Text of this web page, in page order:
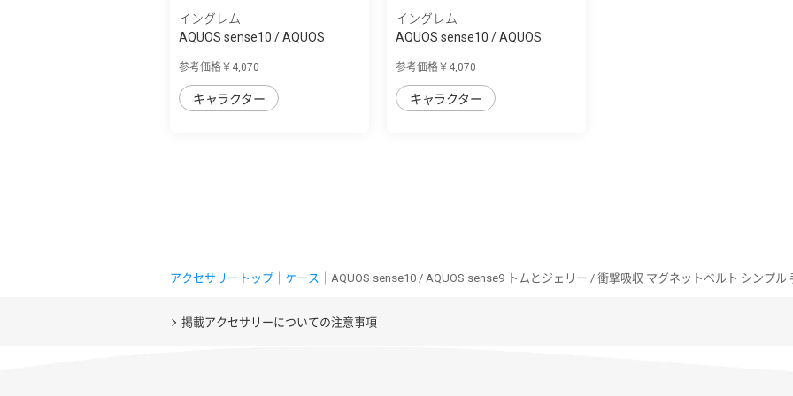
イングレム
AQUOS sense10 / AQUOS
参考価格￥4,070
キャラクター
イングレム
AQUOS sense10 / AQUOS
参考価格￥4,070
キャラクター
アクセサリートップ ケース ｜AQUOS sense10 / AQUOS sense9 トムとジェリー / 衝撃吸収 マグネットベルト シンプル
掲載アクセサリーについての注意事項